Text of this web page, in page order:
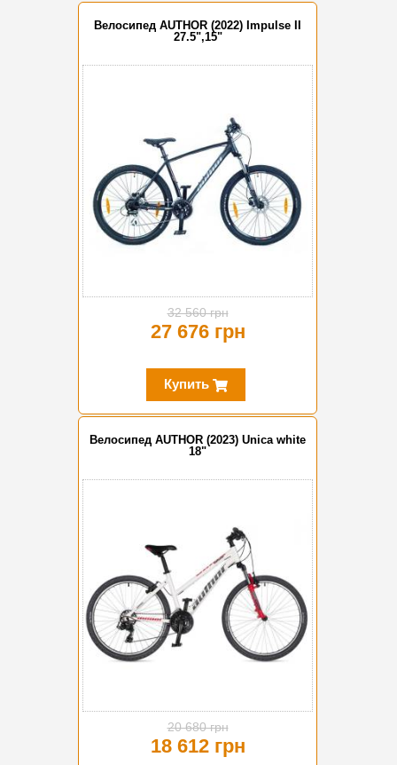
Велосипед AUTHOR (2022) Impulse II
27.5",15"
32 560 грн
27 676 грн
Купить
Велосипед AUTHOR (2023) Unica white
18"
20 680 грн
18 612 грн